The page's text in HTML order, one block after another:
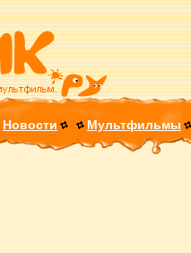
Новости Мультфильмы